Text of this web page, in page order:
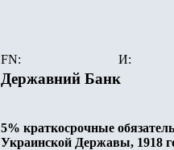
FN:
И:
Державний Банк
5% краткосрочные
Украинской Державы, 1918